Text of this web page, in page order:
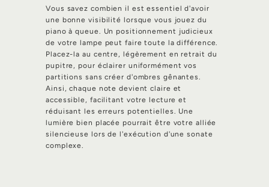
Vous savez combien il est essentiel d'avoir
une bonne visibilité lorsque vous jouez du
piano à queue. Un positionnement judicieux
de votre lampe peut faire toute la différence.
Placez-la au centre, légèrement en retrait du
pupitre, pour éclairer uniformément vos
partitions sans créer d'ombres gênantes.
Ainsi, chaque note devient claire et
accessible, facilitant votre lecture et
réduisant les erreurs potentielles. Une
lumière bien placée pourrait être votre alliée
silencieuse lors de l'exécution d'une sonate
complexe.